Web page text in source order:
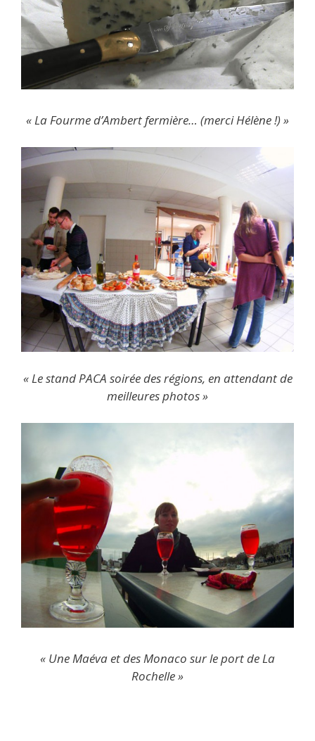
« La Fourme d’Ambert fermière… (merci Hélène !) »
« Le stand PACA soirée des régions, en attendant de
meilleures photos »
« Une Maéva et des Monaco sur le port de La
Rochelle »